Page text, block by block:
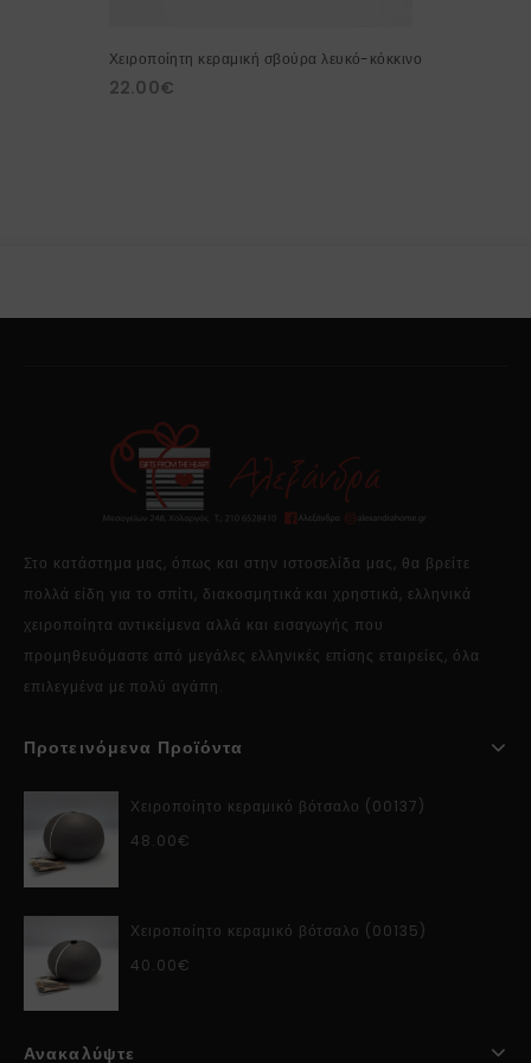
Χειροποίητη κεραμική σβούρα λευκό-κόκκινο
22.00€
Στο κατάστημα μας, όπως και στην ιστοσελίδα μας, θα βρείτε
πολλά είδη για το σπίτι, διακοσμητικά και χρηστικά, ελληνικά
χειροποίητα αντικείμενα αλλά και εισαγωγής που
προμηθευόμαστε από μεγάλες ελληνικές επίσης εταιρείες, όλα
επιλεγμένα με πολύ αγάπη.
Προτεινόμενα Προϊόντα
Χειροποίητο κεραμικό βότσαλο (00137)
48.00€
Χειροποίητο κεραμικό βότσαλο (00135)
40.00€
Ανακαλύψτε